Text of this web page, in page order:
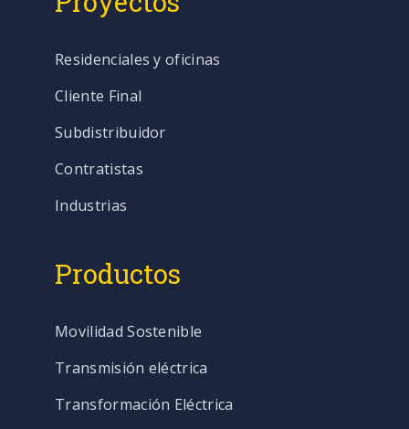
Residenciales y oficinas
Cliente Final
Subdistribuidor
Contratistas
Industrias
Productos
Movilidad Sostenible
Transmisión eléctrica
Transformación Eléctrica